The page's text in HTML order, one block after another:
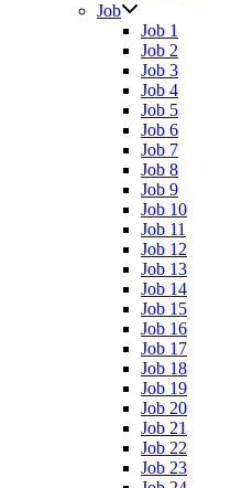
Job
Job 1
Job 2
Job 3
Job 4
Job 5
Job 6
Job 7
Job 8
Job 9
Job 10
Job 11
Job 12
Job 13
Job 14
Job 15
Job 16
Job 17
Job 18
Job 19
Job 20
Job 21
Job 22
Job 23